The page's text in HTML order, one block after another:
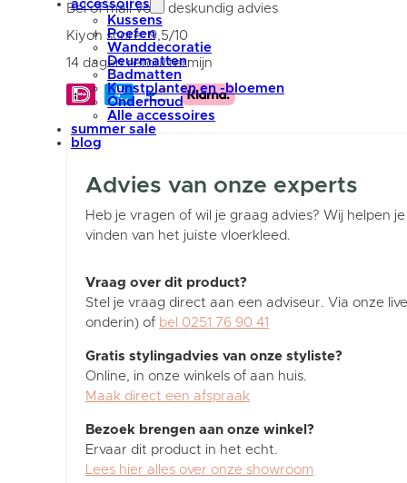
accessoires
Kussens
Poefen
Wanddecoratie
Deurmatten
Badmatten
Kunstplanten en -bloemen
Onderhoud
Alle accessoires
summer sale
blog
ø200
aantal
Bel of mail voor deskundig advies
Kiyoh score: 9,5/10
14 dagen retourtermijn
Advies van onze experts
Heb je vragen of wil je graag advies? Wij helpen
vinden van het juiste vloerkleed.
Vraag over dit product?
Stel je vraag direct aan een adviseur. Via onze
onderin) of bel 0251 76 90 41
Gratis stylingadvies van onze styliste?
Online, in onze winkels of aan huis.
Maak direct een afspraak
Bezoek brengen aan onze winkel?
Ervaar dit product in het echt.
Lees hier alles over onze showroom